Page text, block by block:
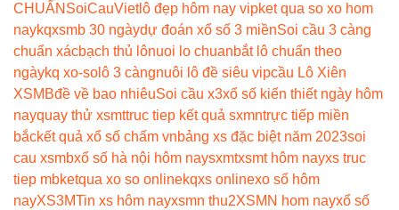
CHUẨN SoiCauVietlô đẹp hôm nay vipket qua so xo hom
naykqxsmb 30 ngàydự đoán xổ số 3 miềnSoi cầu 3 càng
chuẩn xácbạch thủ lônuoi lo chuanbắt lô chuẩn theo
ngàykq xo-so lô 3 càngnuôi lô đề siêu vipcầu Lô Xiên
XSMBđề về bao nhiêuSoi cầu x3xổ số kiến thiết ngày hôm
nayquay thử xsmttruc tiep kết quả sxmntrực tiếp miền
bắckết quả xổ số chấm vnbảng xs đặc biệt năm 2023soi
cau xsmbxổ số hà nội hôm naysxmtxsmt hôm nayxs truc
tiep mbketqua xo so onlinekqxs onlinexo số hôm
nayXS3MTin xs hôm nayxsmn thu2XSMN hom nayxổ số